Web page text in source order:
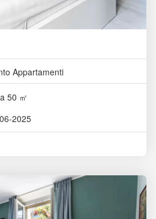
Appartamenti
50 ㎡
2025